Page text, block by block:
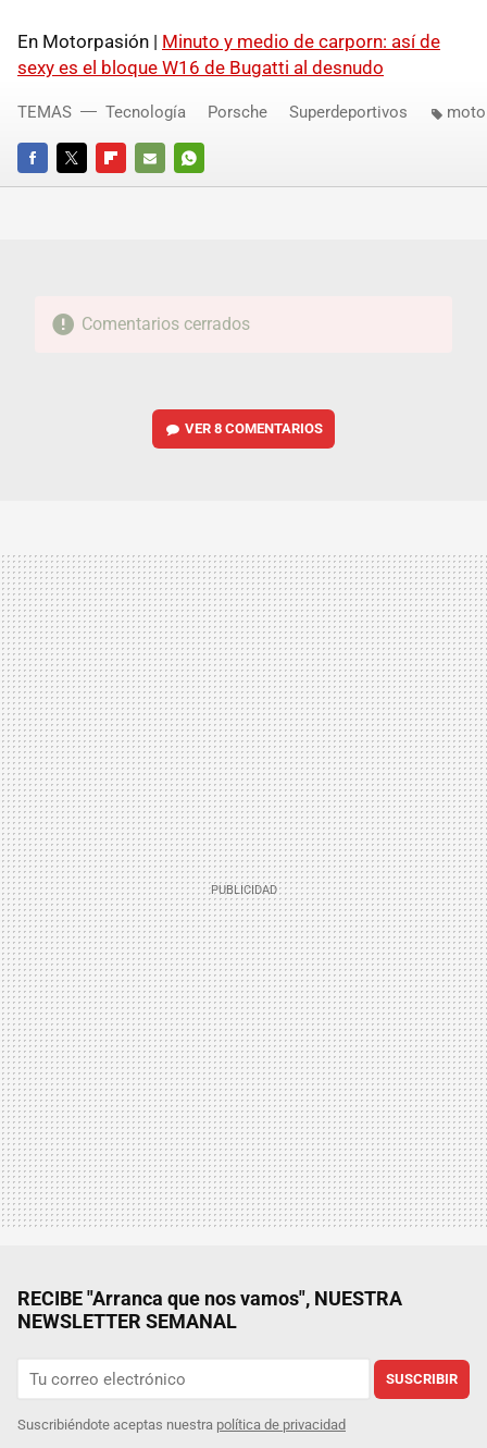
En Motorpasión | Minuto y medio de carporn: así de
sexy es el bloque W16 de Bugatti al desnudo
FACEBOOKTWITTERFLIPBOARD
E-
WHATSAPP
TEMAS Tecnología Porsche Superdeportivos
Comentarios cerrados
VER8 COMENTARIOS
RECIBE "Arranca que nos vamos", NUESTRA
NEWSLETTER SEMANAL
SUSCRIBIR
Suscribiéndote aceptas nuestra política de privacidad